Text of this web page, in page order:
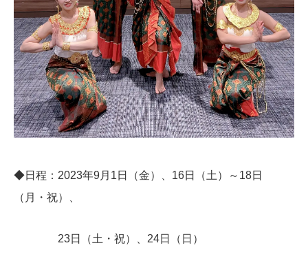
◆日程：2023年9月1日（金）、16日（土）～18日
（月・祝）、
23日（土・祝）、24日（日）